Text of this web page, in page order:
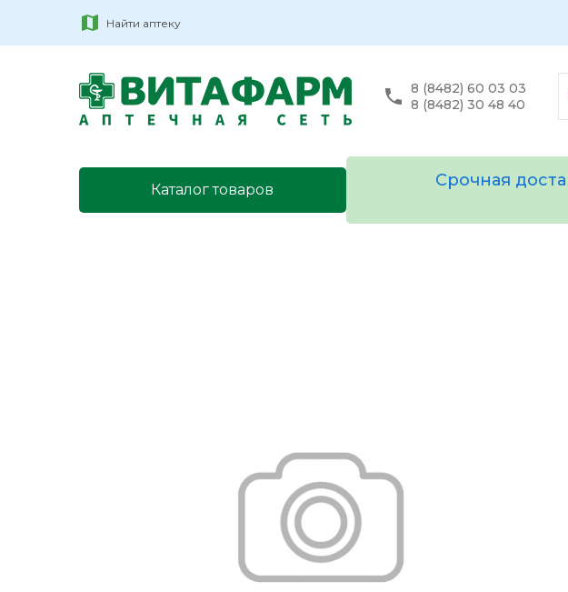
Найти аптеку
8 (8482) 60 03 03
8 (8482) 30 48 40
Каталог товаров
Срочная